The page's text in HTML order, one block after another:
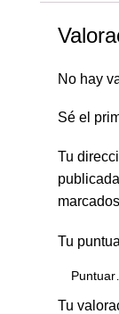
No hay
Sé el
Tu
Tu
Tu